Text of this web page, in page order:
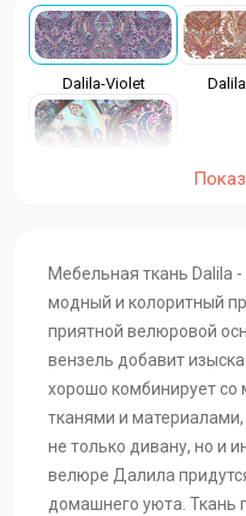
Dalila-Violet
Мебельная ткань Dalila
модный и колоритный
приятной велюровой
вензель добавит
хорошо комбинирует со
тканями и
не только дивану, но и
велюре Далила
домашнего уюта. Ткань